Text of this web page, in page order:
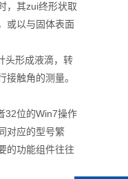
，其zui终形状取
或以与固体表面
头形成液滴，转
触角的测量。
32位的Win7操作
对应的型号繁
的功能组件往往